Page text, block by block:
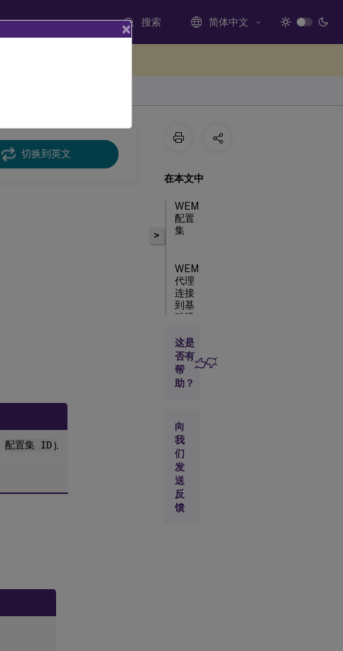
搜索 简体中文
切换到英文
配置集 ID).
>
在本文中
WEM
配置
集
WEM
代理
连接
到基
础设
务
代
理
刷
新
事
件
目
录
这是
否有
帮
助？
向
我
们
发
送
反
馈
×